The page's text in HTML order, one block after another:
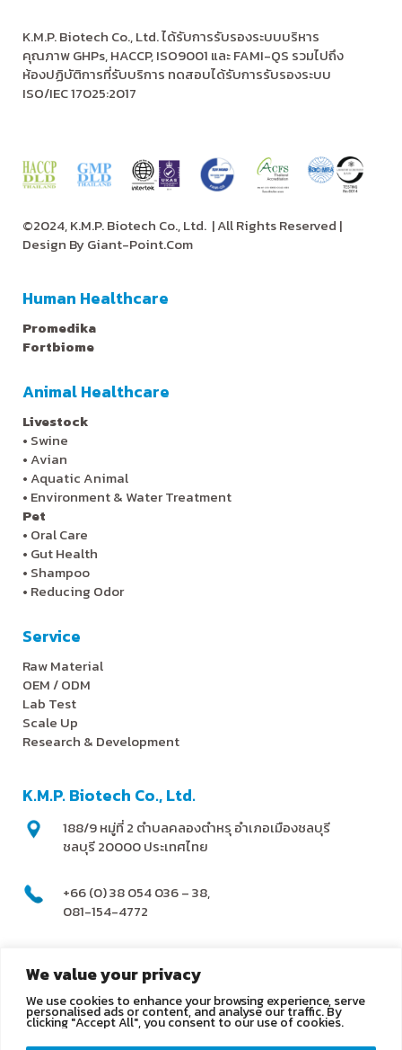
We value your privacy
We use cookies to enhance your browsing experience, serve
personalised ads or content, and analyse our traffic. By
clicking "Accept All", you consent to our use of cookies.
K.M.P. Biotech Co., Ltd. ได้รับการรับรองระบบบริหาร
คุณภาพ GHPs, HACCP, ISO9001 และ FAMI-QS รวมไปถึง
ห้องปฏิบัติการที่รับบริการ ทดสอบได้รับการรับรองระบบ
ISO/IEC 17025:2017
©2024, K.M.P. Biotech Co., Ltd. | All Rights Reserved |
Design ByGiant-Point.Com
Human Healthcare
Promedika
Fortbiome
Animal Healthcare
Livestock
• Swine
•Avian
•Aquatic Animal
• Environment & Water Treatment
Pet
• Oral Care
• Gut Health
• Shampoo
• Reducing Odor
Service
Raw Material
OEM / ODM
Lab Test
Scale Up
Research & Development
K.M.P. Biotech Co., Ltd.
188/9 หมู่ที่ 2 ตำบลคลองตำหรุ อำเภอเมืองชลบุรี
ชลบุรี 20000 ประเทศไทย
+66 (0) 38 054 036 – 38,
081-154-4772
info@kmpbiotech.com